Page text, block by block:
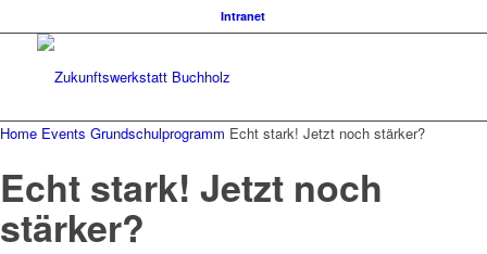
Intranet
Home Events Grundschulprogramm Echt stark! Jetzt noch stärker?
Echt stark! Jetzt noch
stärker?